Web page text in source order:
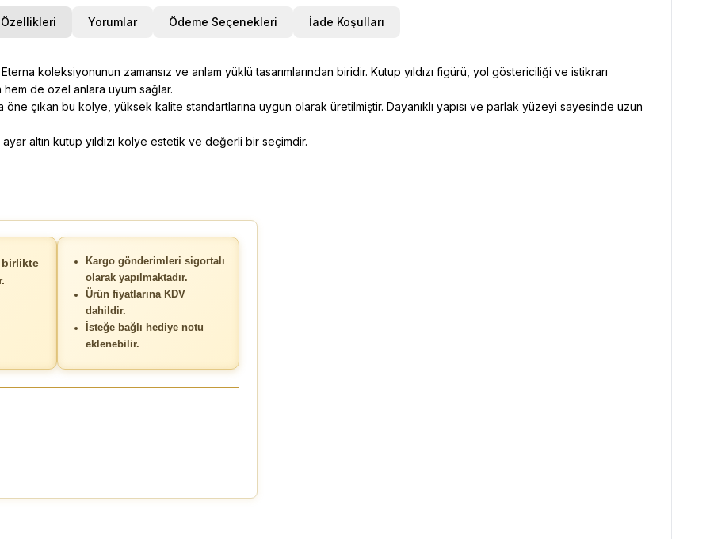
Yorumlar Ödeme Seçenekleri İade Koşulları
koleksiyonunun zamansız ve anlam yüklü tasarımlarından biridir. Kutup yıldızı figürü, yol göstericiliği ve istikrarı
de özel anlara uyum sağlar.
öne çıkan bu kolye, yüksek kalite standartlarına uygun olarak üretilmiştir. Dayanıklı yapısı ve parlak yüzeyi sayesinde uzun
altın kutup yıldızı kolye estetik ve değerli bir seçimdir.
birlikte
Kargo gönderimleri sigortalı
olarak yapılmaktadır.
Ürün fiyatlarına KDV
dahildir.
İsteğe bağlı hediye notu
eklenebilir.